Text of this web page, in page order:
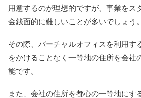
石川町駅から
元町・中華街
【横浜桜木
・登記プラ
・登記プラ
用意するのが理想的ですが、事業をス
金銭面的に難しいことが多いでしょう。
その際、バーチャルオフィスを利用す
をかけることなく一等地の住所を会社
能です。
また、会社の住所を都心の一等地にす